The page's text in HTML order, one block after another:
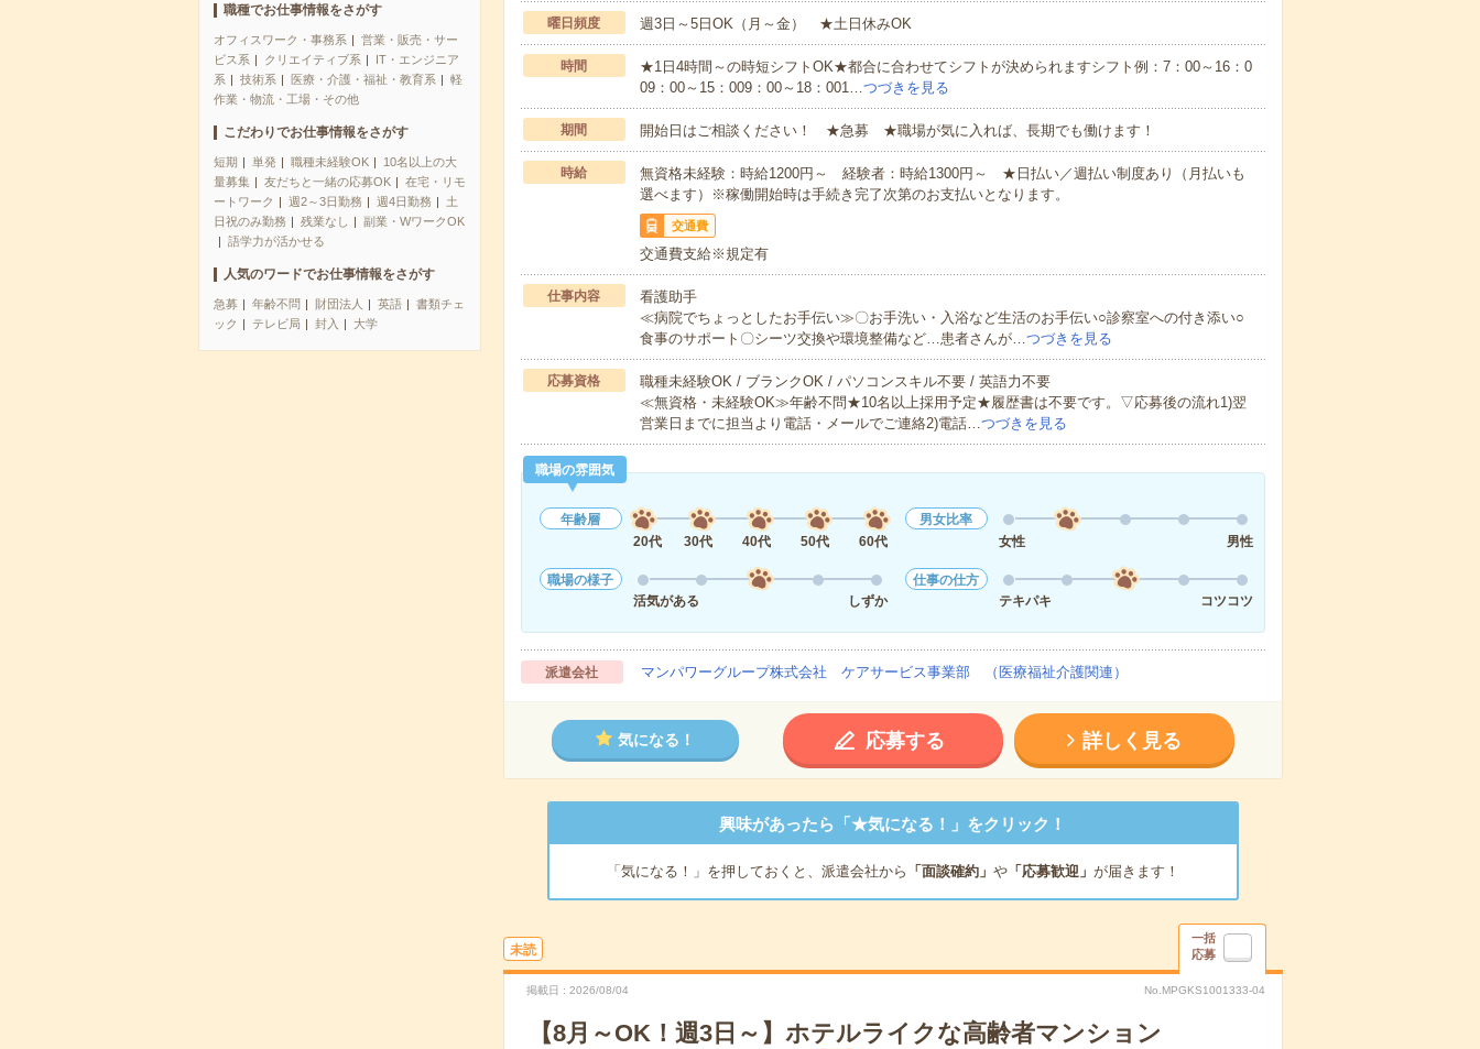
職種でお仕事情報をさがす
オフィスワーク・事務系
営業・販売・サー
ビス系
クリエイティブ系
IT・エンジニア
系
技術系 医療・介護・福祉・教育系
軽
作業・物流・工場・その他
こだわりでお仕事情報をさがす
短期 単発 職種未経験OK
10名以上の大
量募集
友だちと一緒の応募OK
在宅・リモ
ートワーク
週2～3日勤務 週4日勤務
土
日祝のみ勤務
残業なし
副業・WワークOK
語学力が活かせる
人気のワードでお仕事情報をさがす
急募 年齢不問 財団法人 英語
書類チェ
ック
テレビ局 封入 大学
曜日頻度 週3日～5日OK（月～金） ★土日休みOK
時間
★1日4時間～の時短シフトOK★都合に合わせてシフトが決められますシフト例：7：00～16：0
09：00～15：009：00～18：001…つづきを見る
期間 開始日はご相談ください！ ★急募 ★職場が気に入れば、長期でも働けます！
時給
無資格未経験：時給1200円～ 経験者：時給1300円～ ★日払い／週払い制度あり（月払いも
選べます）※稼働開始時は手続き完了次第のお支払いとなります。
交通費
交通費支給※規定有
仕事内容
看護助手
≪病院でちょっとしたお手伝い≫〇お手洗い・入浴など生活のお手伝い○診察室への付き添い○
食事のサポート〇シーツ交換や環境整備など…患者さんが…つづきを見る
応募資格
職種未経験OK / ブランクOK / パソコンスキル不要 / 英語力不要
≪無資格・未経験OK≫年齢不問★10名以上採用予定★履歴書は不要です。▽応募後の流れ1)翌
営業日までに担当より電話・メールでご連絡2)電話…つづきを見る
職場の雰囲気
年齢層
20代
30代 40代 50代 60代
男女比率
女性
男性
職場の様子
活気がある
しずか
仕事の仕方
テキパキ
コツコツ
派遣会社 マンパワーグループ株式会社 ケアサービス事業部 （医療福祉介護関連）
気になる！ 応募する 詳しく見る
興味があったら「★気になる！」をクリック！
「気になる！」を押しておくと、派遣会社から 「面談確約」 や「応募歓迎」 が届きます！
未読
一括
応募
掲載日 2026/08/04 No.MPGKS1001333-04
【8月～OK！週3日～】ホテルライクな高齢者マンション